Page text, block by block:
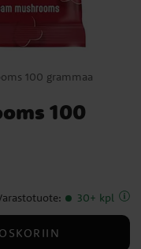
100 grammaa
100
: 30+ kpl